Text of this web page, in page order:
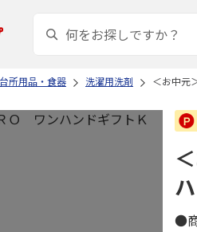
台所用品・食器 洗濯用洗剤 ＜お中元
●